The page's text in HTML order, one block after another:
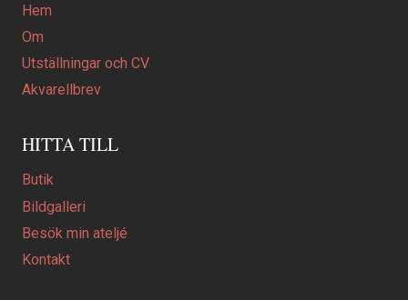
Hem
Om
Utställningar och CV
Akvarellbrev
HITTA TILL
Butik
Bildgalleri
Besök min ateljé
Kontakt